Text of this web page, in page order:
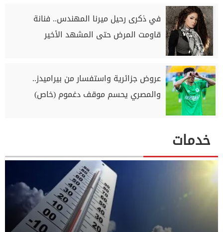
في ذكرى رحيل ميرنا المهندس.. فنانة
قاومت المرض حتى المشهد الأخير
عروض جزائرية واستفسار من بيراميدز..
والمصري يحسم موقف دغموم (خاص)
خدمات